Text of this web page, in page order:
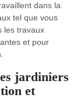
dans la
tel que vous
les travaux
et pour
jardiniers
et